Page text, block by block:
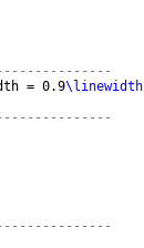
= 0.9\linewidth